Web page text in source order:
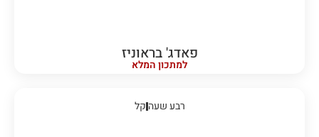
פאדג' בראוניז
למתכון המלא
רבע שעהקל